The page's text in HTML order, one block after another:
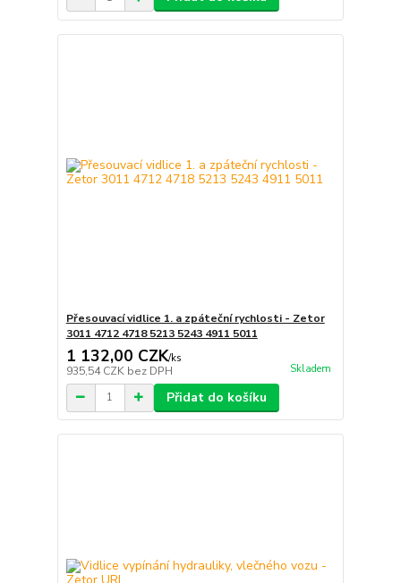
Přesouvací vidlice 1. a zpáteční rychlosti - Zetor
3011 4712 4718 5213 5243 4911 5011
1 132,00 CZK/ks
935,54 CZK bez DPH Skladem
Přidat do košíku